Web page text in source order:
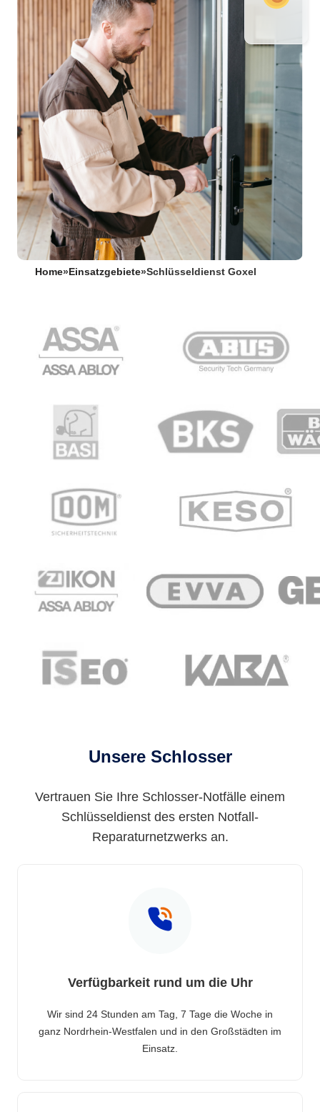
Home» Einsatzgebiete»Schlüsseldienst Goxel
Unsere Schlosser
Vertrauen Sie Ihre Schlosser-Notfälle einem
Schlüsseldienst des ersten Notfall-
Reparaturnetzwerks an.
Verfügbarkeit rund um die Uhr
Wir sind 24 Stunden am Tag, 7 Tage die Woche in
ganz Nordrhein-Westfalen und in den Großstädten im
Einsatz.